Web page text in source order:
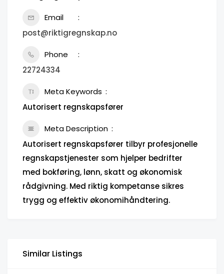
Email
post@riktigregnskap.no
Phone
22724334
Meta Keywords
Autorisert regnskapsfører
Meta Description
Autorisert regnskapsfører tilbyr profesjonelle
regnskapstjenester som hjelper bedrifter
med bokføring, lønn, skatt og økonomisk
rådgivning. Med riktig kompetanse sikres
trygg og effektiv økonomihåndtering.
Similar Listings